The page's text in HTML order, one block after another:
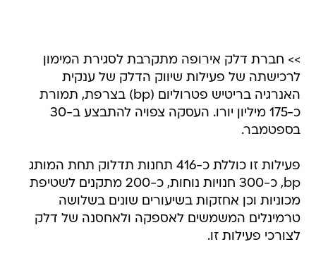
>> חברת דלק אירופה מתקרבת לסגירת המימון
לרכישתה של פעילות שיווק הדלק של ענקית
האנרגיה בריטיש פטרוליום (bp) בצרפת, תמורת
כ-175 מיליון יורו. העסקה צפויה להתבצע ב-30
בספטמבר.
פעילות זו כוללת כ-416 תחנות תדלוק תחת המותג
bp, כ-300 חנויות נוחות, כ-200 מתקנים לשטיפת
מכוניות וכן אחזקות בשיעורים שונים בשלושה
טרמינלים המשמשים לאספקה ולאחסנה של דלק
לצורכי פעילות זו.